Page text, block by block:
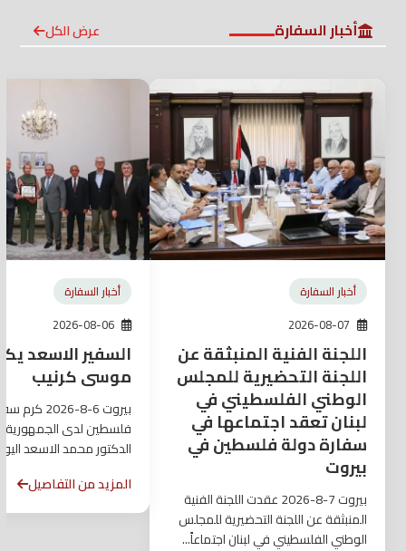
أخبار السفارة عرض الكل
أخبار السفارة
اللجنة الفنية المنبثقة عن
اللجنة التحضيرية للمجلس
الوطني الفلسطيني في
لبنان تعقد اجتماعها في
سفارة دولة فلسطين في
بيروت
بيروت 7-8-2026 عقدت اللجنة الفنية
المنبثقة عن اللجنة التحضيرية للمجلس
الوطني الفلسطيني في لبنان اجتماعاً...
أخبار السفارة
2026-08-06
السفير الاسعد
موسى كرنيب
بيروت 6-8-
فلسطين لدى الجمهورية
الدكتور محمد الاسعد
المزيد من التفاصيل